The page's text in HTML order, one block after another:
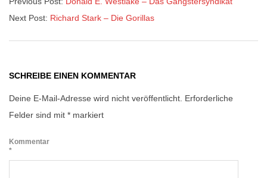
Next Post: Richard Stark – Die Gorillas
SCHREIBE EINEN KOMMENTAR
Deine E-Mail-Adresse wird nicht veröffentlicht. Erforderliche
Felder sind mit * markiert
Kommentar
*